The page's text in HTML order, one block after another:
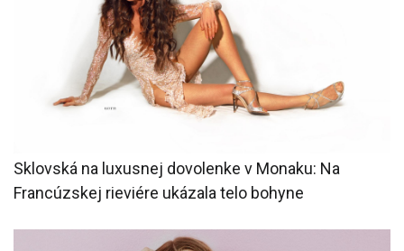
Sklovská na luxusnej dovolenke v Monaku: Na
Francúzskej rieviére ukázala telo bohyne